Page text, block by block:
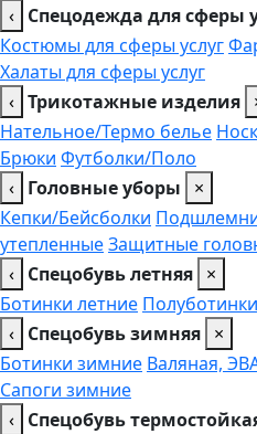
‹ Спецодежда для сферы
Костюмы для сферы услуг
Халаты для сферы услуг
‹ Трикотажные изделия
Нательное/Термо белье
Брюки Футболки/Поло
‹ Головные уборы
×
Кепки/Бейсболки
утепленныеЗащитные
‹ Спецобувь летняя ×
Ботинки летние Полуботинки
‹ Спецобувь зимняя ×
Ботинки зимние Валяная,
Сапоги зимние
‹ Спецобувь